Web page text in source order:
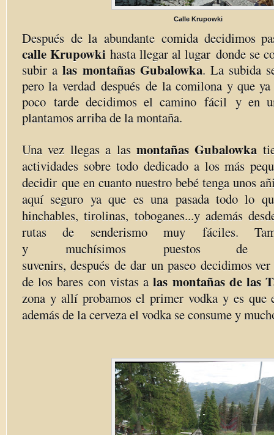
Calle Krupowki
Después de la abundante comida decidimos
calle Krupowki hasta llegar al lugar donde se
subir alas montañas Gubalowka. La subida
pero la verdad después de la comilona y que
poco tarde decidimos el camino fácil y en
plantamos arriba de la montaña.
Una vez llegas a lasmontañas Gubalowka
actividades sobre todo dedicado a los más
decidir que en cuanto nuestro bebé tenga unos
aquí seguro ya que es una pasada todo lo
hinchables, tirolinas, toboganes...y además
rutas de senderismo muy fáciles.
y muchísimos puestos de
suvenirs, después de dar un paseo decidimos
de los bares con vistas alas montañas de las
zona y allí probamos el primer vodka y es que
además de la cerveza el vodka se consume y